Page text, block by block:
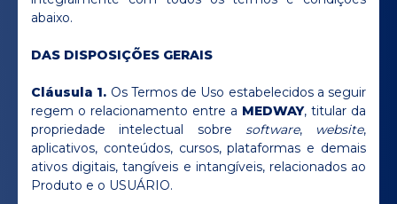
abaixo.
DAS DISPOSIÇÕES GERAIS
Cláusula 1. Os Termos de Uso estabelecidos a seguir
regem o relacionamento entre a MEDWAY, titular da
propriedade intelectual sobre software, website,
aplicativos, conteúdos, cursos, plataformas e demais
ativos digitais, tangíveis e intangíveis, relacionados ao
Produto e o USUÁRIO.